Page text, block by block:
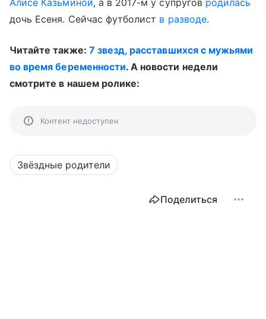
Алисе Казьминой, а в 2017-м у супругов родилась
дочь Есеня. Сейчас футболист в разводе.
Читайте также: 7 звезд, расставшихся с мужьями
во время беременности. А новости недели
смотрите в нашем ролике:
Контент недоступен
Звёздные родители
Поделиться